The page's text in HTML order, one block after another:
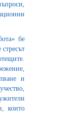
бе
и
които